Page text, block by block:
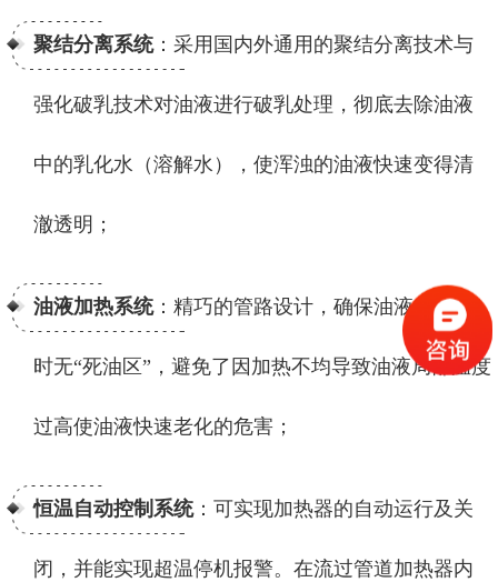
聚结分离系统：采用国内外通用的聚结分离技术与
强化破乳技术对油液进行破乳处理，彻底去除油液
中的乳化水（溶解水），使浑浊的油液快速变得清
澈透明；
油液加热系统：精巧的管路设计，确保油液在加热
时无“死油区”，避免了因加热不均导致油液局部温度
过高使油液快速老化的危害；
恒温自动控制系统：可实现加热器的自动运行及关
闭，并能实现超温停机报警。在流过管道加热器内